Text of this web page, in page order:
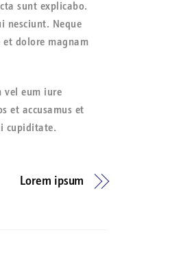
sunt explicabo.
nesciunt. Neque
dolore magnam
vel eum iure
et accusamus et
cupiditate.
Lorem ipsum